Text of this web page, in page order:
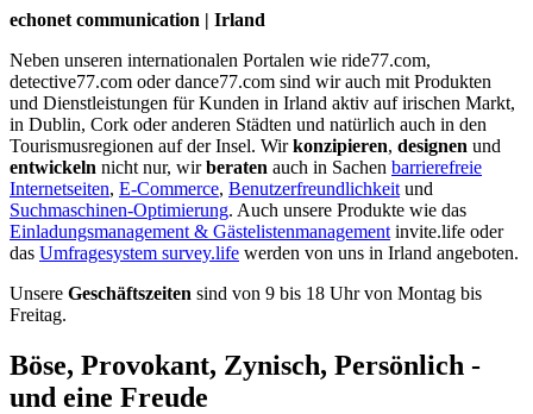
echonet communication | Irland
Neben unseren internationalen Portalen wie ride77.com,
detective77.com oder dance77.com sind wir auch mit Produkten
und Dienstleistungen für Kunden in Irland aktiv auf irischen Markt,
in Dublin, Cork oder anderen Städten und natürlich auch in den
Tourismusregionen auf der Insel. Wirkonzipieren, designen und
entwickeln nicht nur, wirberaten auch in Sachen barrierefreie
Internetseiten, E-Commerce, Benutzerfreundlichkeit und
Suchmaschinen-Optimierung. Auch unsere Produkte wie das
Einladungsmanagement & Gästelistenmanagement invite.life oder
das Umfragesystem survey.life werden von uns in Irland angeboten.
Unsere Geschäftszeiten sind von 9 bis 18 Uhr von Montag bis
Freitag.
Böse, Provokant, Zynisch, Persönlich -
und eine Freude